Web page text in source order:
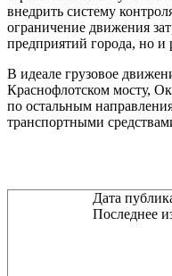
внедрить систему
ограничение движения
предприятий города, но и
В идеале грузовое
Краснофлотском мосту,
по остальным
транспортными
Дата
Последнее